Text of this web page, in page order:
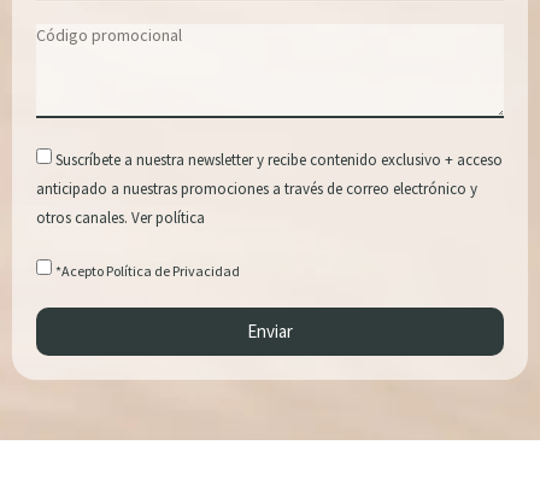
Suscríbete a nuestra newsletter y recibe contenido exclusivo + acceso
anticipado a nuestras promociones a través de correo electrónico y
otros canales. Ver política
*Acepto Política de Privacidad
Enviar